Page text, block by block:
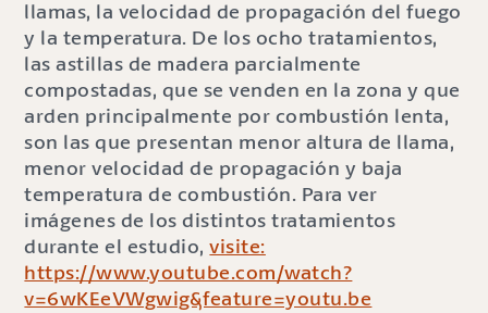
llamas, la velocidad de propagación del fuego
y la temperatura. De los ocho tratamientos,
las astillas de madera parcialmente
compostadas, que se venden en la zona y que
arden principalmente por combustión lenta,
son las que presentan menor altura de llama,
menor velocidad de propagación y baja
temperatura de combustión. Para ver
imágenes de los distintos tratamientos
durante el estudio,visite:
https://www.youtube.com/watch?
v=6wKEeVWgwig&feature=youtu.be